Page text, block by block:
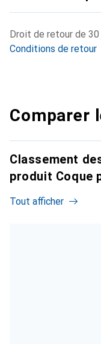
Droit de retour de 30
Conditions de retour
Comparer
Classement
produit Coque
Tout afficher